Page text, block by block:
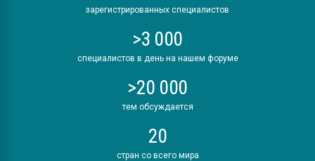
зарегистрированных специалистов
>3 000
специалистов в день на нашем форуме
>20 000
тем обсуждается
20
стран со всего мира